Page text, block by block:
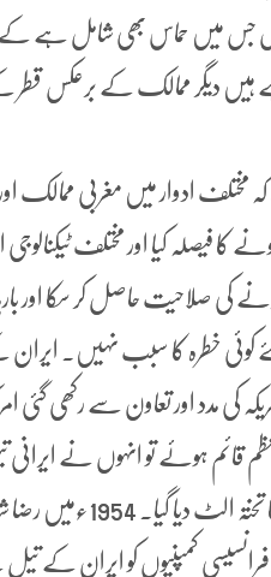
جس میں حماس بھی شامل ہے کے
ہیں دیگر ممالک کے برعکس قطر
ادوار میں مغربی ممالک اور
فیصلہ کیا اور مختلف ٹیکنالوجی
کی صلاحیت حاصل کر سکا اور
کوئی خطرہ کا سبب نہیں۔
میں امریکہ کی مدد اور تعاون سے رکھی گئی
قائم ہوئے تو انہوں نے ایرانی
صنعت کو قومیانے کا اعلان کیا یہ امریکہ اور برطانیہ کو ناگوار گزرا۔ مصدق کی حکومت کا تختہ الٹ دیا